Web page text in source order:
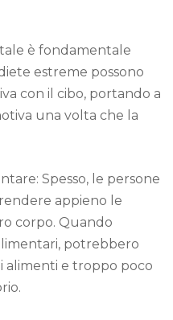
è fondamentale
estreme possono
con il cibo, portando a
una volta che la
Spesso, le persone
appieno le
corpo. Quando
potrebbero
alimenti e troppo poco